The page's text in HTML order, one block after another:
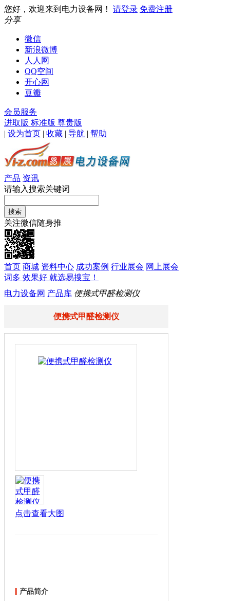
您好，欢迎来到电力设备网！ 请登录 免费注册
分享
微信
新浪微博
人人网
QQ空间
开心网
豆瓣
会员服务
进取版 标准版 尊贵版
| 设为首页 | 收藏 | 导航 | 帮助
产品 资讯
请输入搜索关键词
关注微信随身推
首页 商城 资料中心 成功案例 行业展会 网上展会
词多 效果好 就选易搜宝！
电力设备网 产品库 便携式甲醛检测仪
便携式甲醛检测仪
点击查看大图
产品简介